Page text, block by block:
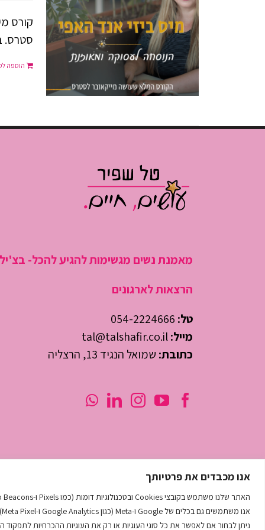
אנו מכבדים את פרטיותך
האתר שלנו משתמש בקובצי Cookies ובטכנולוגיות דומות (כמו Pixels ו-Web Beacons) לצורך תפעול תקין, אבטחה, שיפור חוויית הגלישה, מדידה וניתוח נתונים, והתאמת תכנים ופרסומות באופן אישי.
אנו משתמשים גם בכלים של Google ו-Meta (כגון Google Analytics ו-Meta Pixel) בכפוף למדיניות שלהם ולדין החל בישראל (חוק הגנת הפרטיות, תיקון 13 וה-GDPR).
ניתן לבחור אם לאפשר את כל סוגי העוגיות או רק את העוגיות ההכרחיות לתפקוד
קורס
סטרס.
הוספה
מאמנת נשים מגשימות להגיע להכל- בצ'יל
הרצאות לארגונים
טל: 054-2224666
מייל:tal@talshafir.co.il
כתובת: שמואל הנגיד 13, הרצליה